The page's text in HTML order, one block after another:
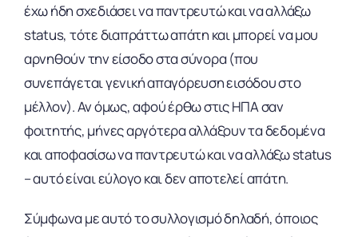
έχω ήδη σχεδιάσει να παντρευτώ και να αλλάξω
status, τότε διαπράττω απάτη και μπορεί να μου
αρνηθούν την είσοδο στα σύνορα (που
συνεπάγεται γενική απαγόρευση εισόδου στο
μέλλον). Αν όμως, αφού έρθω στις ΗΠΑ σαν
φοιτητής, μήνες αργότερα αλλάξουν τα δεδομένα
και αποφασίσω να παντρευτώ και να αλλάξω status
– αυτό είναι εύλογο και δεν αποτελεί απάτη.
Σύμφωνα με αυτό το συλλογισμό δηλαδή, όποιος